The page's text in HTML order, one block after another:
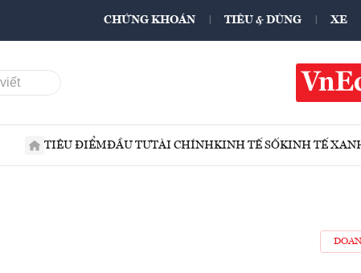
CHỨNG KHOÁN TIÊU & DÙNG XE
TIÊU ĐIỂMĐẦU TƯTÀI CHÍNHKINH TẾ SỐKINH TẾ